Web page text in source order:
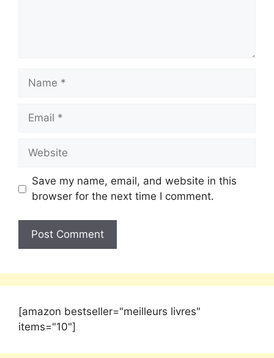
Save my name, email, and website in this
browser for the next time I comment.
[amazon bestseller="meilleurs livres"
items="10"]